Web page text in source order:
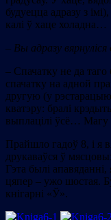
будуецца адразу з
калі ў хаце холадна…
– Вы адразу вярнуліся
– Спачатку не да таго
спачатку на адной
другую (у
кватэру: бралі
выплацілі ўсё… Магу
Прайшло гадоў 8, і я
друкаваўся ў
Гэта былі
цяпер – ужо шостая.
кнігарні «Ў».